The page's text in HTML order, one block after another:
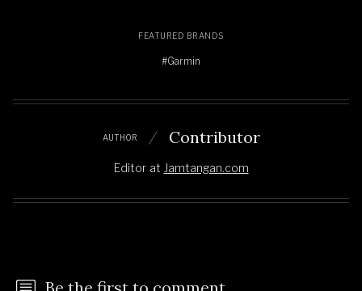
FEATURED BRANDS
#Garmin
AUTHOR Contributor
Editor at Jamtangan.com